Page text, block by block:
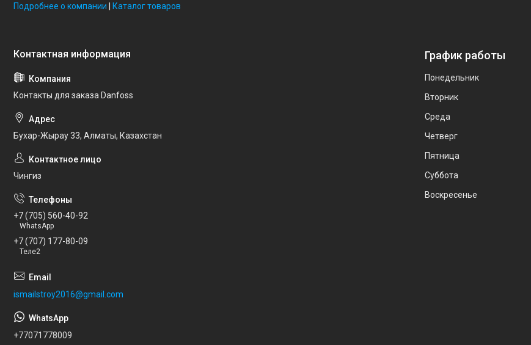
Подробнее о компании | Каталог товаров
Контакты для заказа Danfoss
Бухар-Жырау 33, Алматы, Казахстан
Чингиз
+7 (705) 560-40-92
WhatsApp
+7 (707) 177-80-09
Теле2
ismailstroy2016@gmail.com
+77071778009
График работы
Понедельник
Вторник
Среда
Четверг
Пятница
Суббота
Воскресенье